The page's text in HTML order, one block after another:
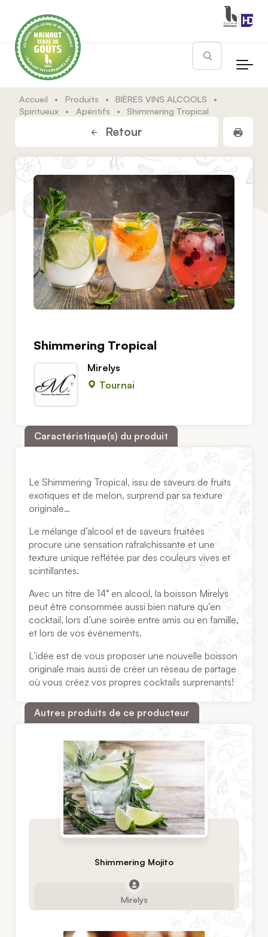
Rechercher
Accueil • Produits • BIÈRES VINS ALCOOLS
•
Spiritueux
• Apéritifs • Shimmering Tropical
Retour
Shimmering Tropical
Mirelys
Tournai
Caractéristique(s) du produit
Le Shimmering Tropical, issu de saveurs de fruits
exotiques et de melon, surprend par sa texture
originale…
Le mélange d’alcool et de saveurs fruitées
procure une sensation rafraîchissante et une
texture unique reflétée par des couleurs vives et
scintillantes.
Avec un titre de 14° en alcool, la boisson Mirelys
peut être consommée aussi bien nature qu’en
cocktail, lors d’une soirée entre amis ou en famille,
et lors de vos événements.
L’idée est de vous proposer une nouvelle boisson
originale mais aussi de créer un réseau de partage
où vous créez vos propres cocktails surprenants!
Autres produits de ce producteur
Shimmering Mojito
Mirelys